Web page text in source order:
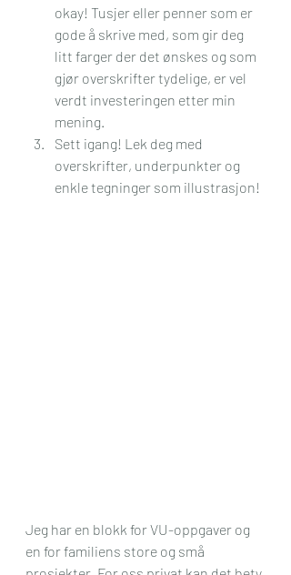
okay! Tusjer eller penner som er
gode å skrive med, som gir deg
litt farger der det ønskes og som
gjør overskrifter tydelige, er vel
verdt investeringen etter min
mening.
Sett igang! Lek deg med
overskrifter, underpunkter og
enkle tegninger som illustrasjon!
Jeg har en blokk for VU-oppgaver og
en for familiens store og små